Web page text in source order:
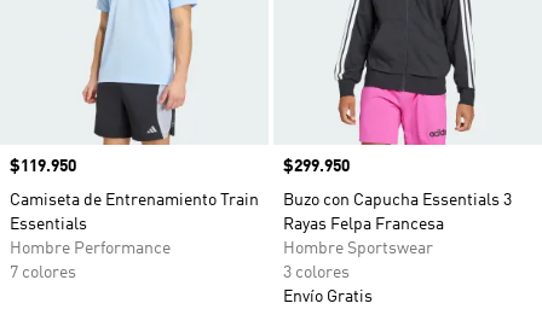
Precio
$119.950
Camiseta de Entrenamiento Train
Essentials
Hombre Performance
7 colores
Precio
$299.950
Buzo con Capucha Essentials 3
Rayas Felpa Francesa
Hombre Sportswear
3 colores
Envío Gratis